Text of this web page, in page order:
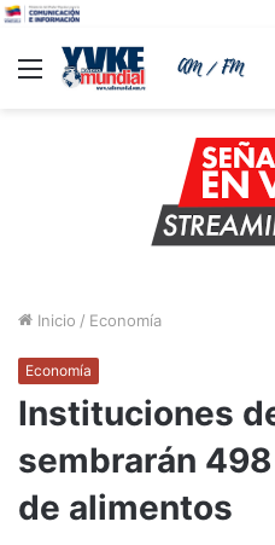
Menu
Inicio / Economía
Economía
Instituciones
sembrarán
de alimentos